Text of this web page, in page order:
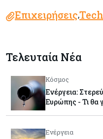
Επιχειρήσεις,Tech
Τελευταία Νέα
Κόσμος
Ενέργεια:
Ευρώπης - Τι θα
Ενέργεια